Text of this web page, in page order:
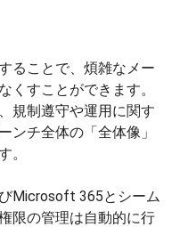
ることで、煩雑なメー
くすことができます。
規制遵守や運用に関す
ンチ全体の「全体像」
。
Microsoft 365とシーム
限の管理は自動的に行